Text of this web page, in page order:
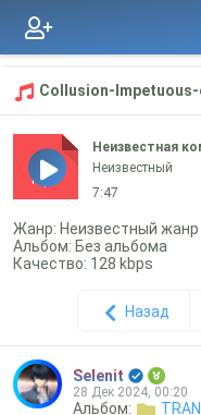
Collusion-
mp3
Неизвестная
Неизвестный
7:47
Жанр: Неизвестный жанр
Альбом: Без альбома
Качество: 128 kbps
Назад
Selenit
28 Дек 2024, 00:20
Альбом: